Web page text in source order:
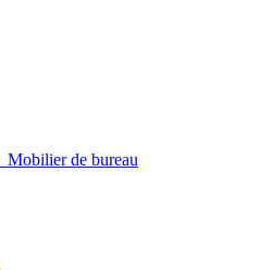
Mobilier de bureau